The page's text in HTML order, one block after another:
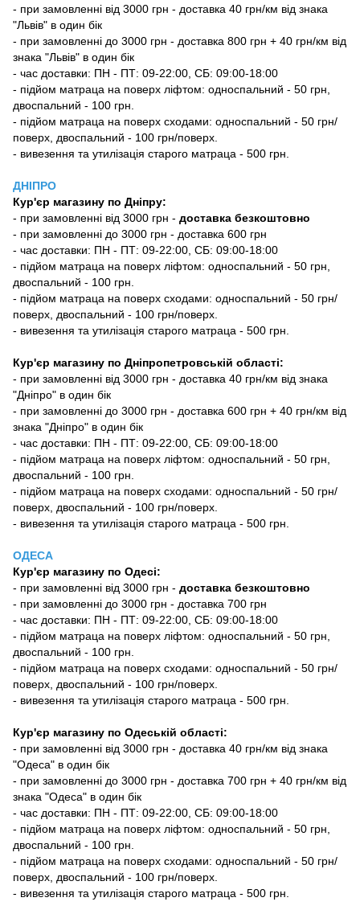
- при замовленні від 3000 грн - доставка 40 грн/км від знака
"Львів" в один бік
- при замовленні до 3000 грн - доставка 800 грн + 40 грн/км від
знака "Львів" в один бік
- час доставки: ПН - ПТ: 09-22:00, СБ: 09:00-18:00
- підйом матраца на поверх ліфтом: односпальний - 50 грн,
двоспальний - 100 грн.
- підйом матраца на поверх сходами: односпальний - 50 грн/
поверх, двоспальний - 100 грн/поверх.
- вивезення та утилізація старого матраца - 500 грн.
ДНІПРО
Кур'єр магазину по Дніпру:
- при замовленні від 3000 грн - доставка безкоштовно
- при замовленні до 3000 грн - доставка 600 грн
- час доставки: ПН - ПТ: 09-22:00, СБ: 09:00-18:00
- підйом матраца на поверх ліфтом: односпальний - 50 грн,
двоспальний - 100 грн.
- підйом матраца на поверх сходами: односпальний - 50 грн/
поверх, двоспальний - 100 грн/поверх.
- вивезення та утилізація старого матраца - 500 грн.
Кур'єр магазину по Дніпропетровській області:
- при замовленні від 3000 грн - доставка 40 грн/км від знака
"Дніпро" в один бік
- при замовленні до 3000 грн - доставка 600 грн + 40 грн/км від
знака "Дніпро" в один бік
- час доставки: ПН - ПТ: 09-22:00, СБ: 09:00-18:00
- підйом матраца на поверх ліфтом: односпальний - 50 грн,
двоспальний - 100 грн.
- підйом матраца на поверх сходами: односпальний - 50 грн/
поверх, двоспальний - 100 грн/поверх.
- вивезення та утилізація старого матраца - 500 грн.
ОДЕСА
Кур'єр магазину по Одесі:
- при замовленні від 3000 грн - доставка безкоштовно
- при замовленні до 3000 грн - доставка 700 грн
- час доставки: ПН - ПТ: 09-22:00, СБ: 09:00-18:00
- підйом матраца на поверх ліфтом: односпальний - 50 грн,
двоспальний - 100 грн.
- підйом матраца на поверх сходами: односпальний - 50 грн/
поверх, двоспальний - 100 грн/поверх.
- вивезення та утилізація старого матраца - 500 грн.
Кур'єр магазину по Одеській області:
- при замовленні від 3000 грн - доставка 40 грн/км від знака
"Одеса" в один бік
- при замовленні до 3000 грн - доставка 700 грн + 40 грн/км від
знака "Одеса" в один бік
- час доставки: ПН - ПТ: 09-22:00, СБ: 09:00-18:00
- підйом матраца на поверх ліфтом: односпальний - 50 грн,
двоспальний - 100 грн.
- підйом матраца на поверх сходами: односпальний - 50 грн/
поверх, двоспальний - 100 грн/поверх.
- вивезення та утилізація старого матраца - 500 грн.